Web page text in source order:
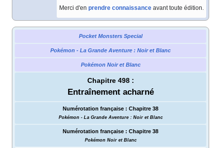
Merci d'en prendre connaissance avant toute édition.
Pocket Monsters Special
Pokémon - La Grande Aventure : Noir et Blanc
Pokémon Noir et Blanc
Chapitre 498 :
Entraînement acharné
Numérotation française : Chapitre 38
Pokémon - La Grande Aventure : Noir et Blanc
Numérotation française : Chapitre 38
Pokémon Noir et Blanc